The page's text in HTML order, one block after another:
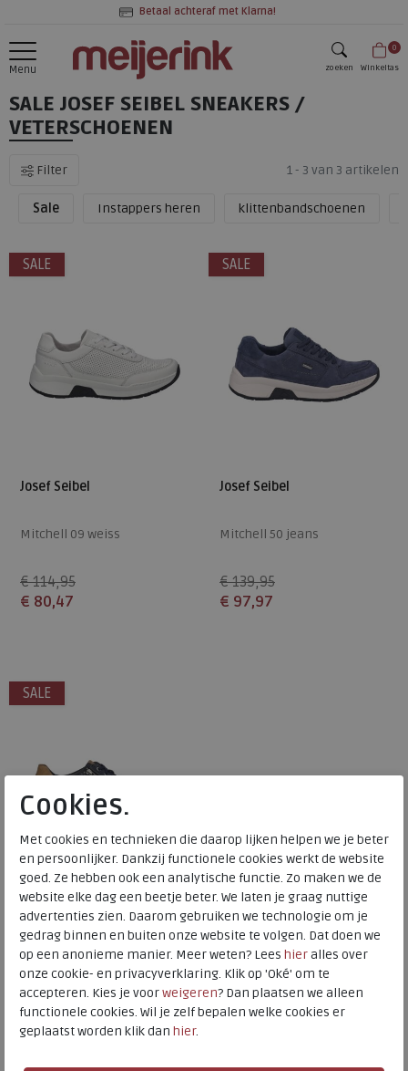
Betaal achteraf met Klarna!
Menu zoeken
0
Winkeltas
SALE JOSEF SEIBEL SNEAKERS /
VETERSCHOENEN
Filter 1 - 3 van 3 artikelen
Sale Instappers heren klittenbandschoenen
SALE
Josef Seibel
Mitchell 09 weiss
€ 114,95
€ 80,47
SALE
Josef Seibel
Mitchell 50 jeans
€ 139,95
€ 97,97
SALE
Josef Seibel
Enrico 32 indigo-kombi
€ 109,95
€ 76,97
Cookies.
Met cookies en technieken die daarop lijken helpen we je beter
en persoonlijker. Dankzij functionele cookies werkt de website
goed. Ze hebben ook een analytische functie. Zo maken we de
website elke dag een beetje beter. We laten je graag nuttige
advertenties zien. Daarom gebruiken we technologie om je
gedrag binnen en buiten onze website te volgen. Dat doen we
op een anonieme manier. Meer weten? Lees hieralles over
onze cookie- en privacyverklaring. Klik op 'Oké' om te
accepteren. Kies je voorweigeren? Dan plaatsen we alleen
functionele cookies. Wil je zelf bepalen welke cookies er
geplaatst worden klik dan hier.